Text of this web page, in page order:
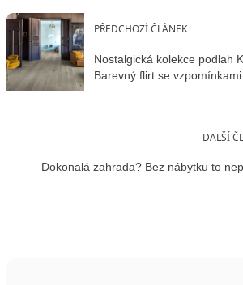
PŘEDCHOZÍ ČLÁNEK
Nostalgická kolekce podlah
Barevný flirt se vzpomínkami
DALŠÍ
Dokonalá zahrada? Bez nábytku to